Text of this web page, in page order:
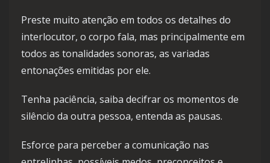
Preste muito atenção em todos os detalhes do
interlocutor, o corpo fala, mas principalmente em
todos as tonalidades sonoras, as variadas
entonações emitidas por ele.
Tenha paciência, saiba decifrar os momentos de
silêncio da outra pessoa, entenda as pausas.
Esforce para perceber a comunicação nas